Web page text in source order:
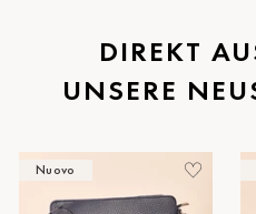
St.Pölten
Staufen
Timmendorf
DIREKT
UNSERE
Nuovo